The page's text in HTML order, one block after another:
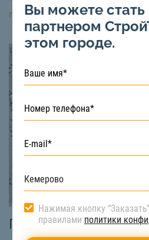
подробнее
ПГС
Вы можете стать
партнером
этом городе.
Нажимая кнопку
правилами политики